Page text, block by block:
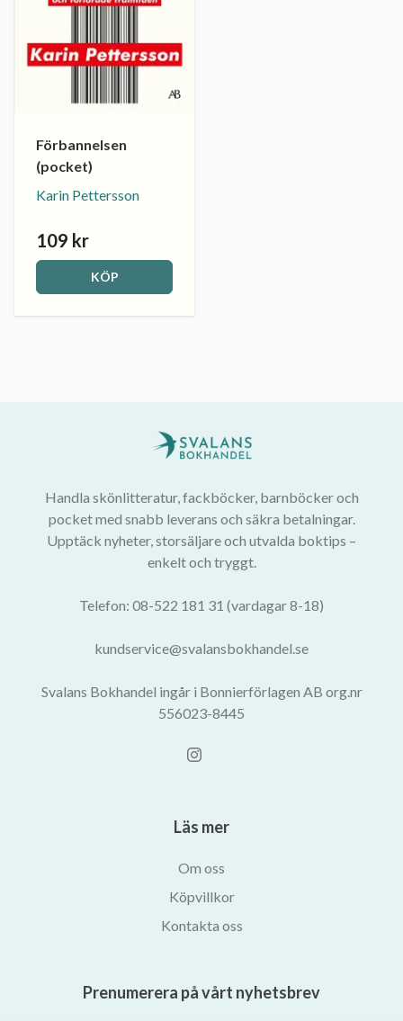
Förbannelsen
(pocket)
Karin Pettersson
109 kr
KÖP
Handla skönlitteratur, fackböcker, barnböcker och
pocket med snabb leverans och säkra betalningar.
Upptäck nyheter, storsäljare och utvalda boktips –
enkelt och tryggt.
Telefon: 08-522 181 31 (vardagar 8-18)
kundservice@svalansbokhandel.se
Svalans Bokhandel ingår i Bonnierförlagen AB org.nr
556023-8445
Läs mer
Om oss
Köpvillkor
Kontakta oss
Prenumerera på vårt nyhetsbrev